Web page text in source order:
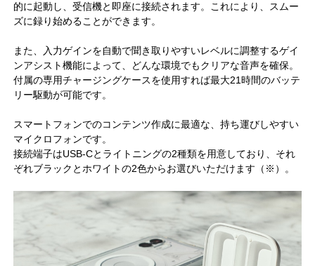
的に起動し、受信機と即座に接続されます。これにより、スムー
ズに録り始めることができます。
また、入力ゲインを自動で聞き取りやすいレベルに調整するゲイ
ンアシスト機能によって、どんな環境でもクリアな音声を確保。
付属の専用チャージングケースを使用すれば最大21時間のバッテ
リー駆動が可能です。
スマートフォンでのコンテンツ作成に最適な、持ち運びしやすい
マイクロフォンです。
接続端子はUSB-Cとライトニングの2種類を用意しており、それ
ぞれブラックとホワイトの2色からお選びいただけます（※）。